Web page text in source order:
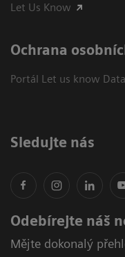
Let Us Know
Ochrana
Portál Let us know
Sledujte nás
Odebírejte náš
Mějte dokonalý